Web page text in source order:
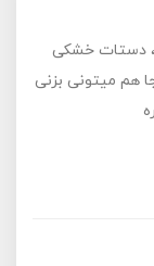
دستات خشکی
هم میتونی بزنی